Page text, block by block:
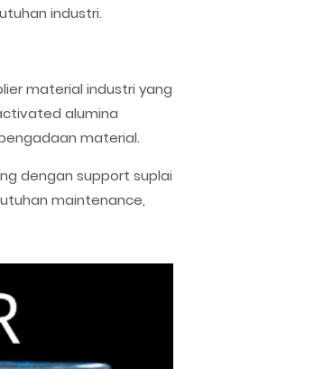
industri.
material industri yang
alumina
material.
dengan support suplai
maintenance,